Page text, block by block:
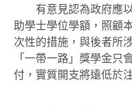
有意見認為政府應以
助學士學位學額，照顧
次性的措施，與後者所
「一帶一路」獎學金
付，實質開支將遠低於